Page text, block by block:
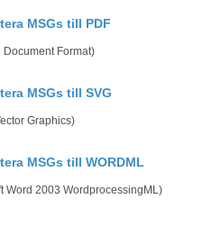
MSGs till PDF
Document Format)
MSGs till SVG
Graphics)
MSGs till WORDML
Word 2003 WordprocessingML)